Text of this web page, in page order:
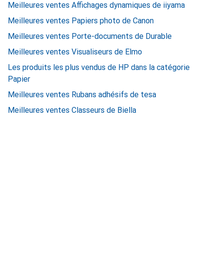
Meilleures ventes Affichages dynamiques de iiyama
Meilleures ventes Papiers photo de Canon
Meilleures ventes Porte-documents de Durable
Meilleures ventes Visualiseurs de Elmo
Les produits les plus vendus de HP dans la catégorie
Papier
Meilleures ventes Rubans adhésifs de tesa
Meilleures ventes Classeurs de Biella